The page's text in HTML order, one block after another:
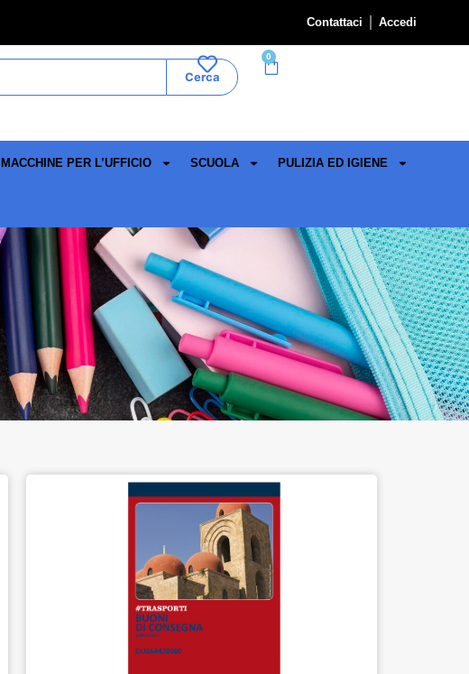
Contattaci Accedi
Cerca
0
MACCHINE PER L’UFFICIO SCUOLA PULIZIA ED IGIENE